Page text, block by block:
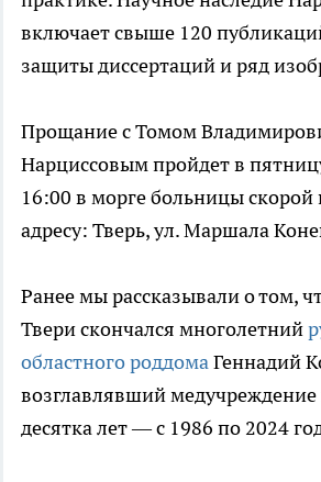
включает свыше 120
защиты диссертаций и ряд
Прощание с Томом
Нарциссовым пройдет в
16:00 в морге больницы
адресу: Тверь, ул. Маршала
Ранее мы рассказывали о том,
Твери скончался многолетний
областного роддомаГеннадий
возглавлявший
десятка лет — с 1986 по 2024